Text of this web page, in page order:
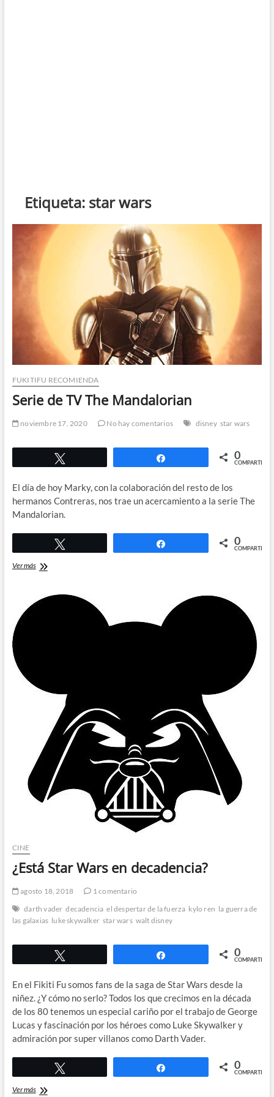
Etiqueta: star wars
FUKITIFU RECOMIENDA
Serie de TV The Mandalorian
noviembre 17, 2020 No hay comentarios disney star wars
0
COMPARTIR
El día de hoy Marky, con la colaboración del resto de los
hermanos Contreras, nos trae un acercamiento a la serie The
Mandalorian.
0
COMPARTIR
Ver másSerie
The
CINE
¿Está Star Wars en decadencia?
agosto 18, 2018
1 comentario
darth vader decadencia el despertar de la fuerza kylo ren la guerra de
las galaxias luke skywalker star wars walt disney
0
COMPARTIR
En el Fikiti Fu somos fans de la saga de Star Wars desde la
niñez. ¿Y cómo no serlo? Todos los que crecimos en la década
de los 80 tenemos un especial cariño por el trabajo de George
Lucas y fascinación por los héroes como Luke Skywalker y
admiración por super villanos como Darth Vader.
0
COMPARTIR
Ver más¿Está